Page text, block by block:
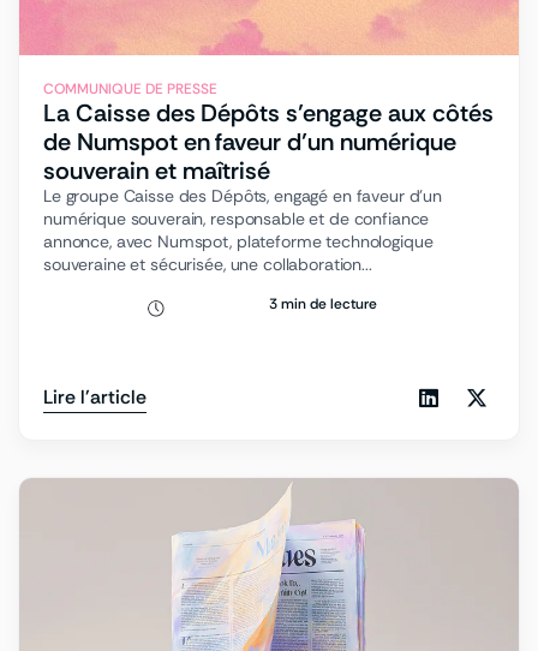
COMMUNIQUE DE PRESSE
La Caisse des Dépôts s’engage aux côtés
de Numspot en faveur d’un numérique
souverain et maîtrisé
Le groupe Caisse des Dépôts, engagé en faveur d’un
numérique souverain, responsable et de confiance
annonce, avec Numspot, plateforme technologique
souveraine et sécurisée, une collaboration...
3 min de lecture
Lire l'article